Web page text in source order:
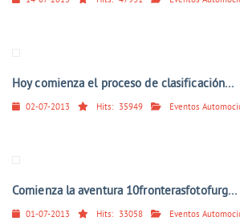
Hoy comienza el proceso de clasificación...
02-07-2013 Hits: 35949 Eventos
Comienza la aventura 10fronterasfotofurg...
01-07-2013 Hits: 33058 Eventos